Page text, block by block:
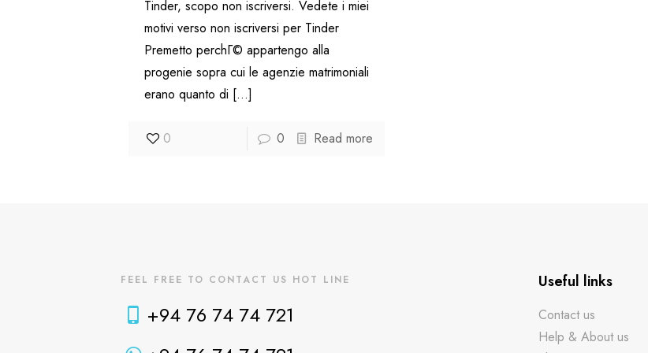
Tinder, scopo non iscriversi. Vedete i miei
motivi verso non iscriversi per Tinder
Premetto perchГ© appartengo alla
progenie sopra cui le agenzie matrimoniali
erano quanto di […]
0 0 Read more
FEEL FREE TO CONTACT US HOT LINE
+94 76 74 74 721
Useful links
Contact us
Help & About us